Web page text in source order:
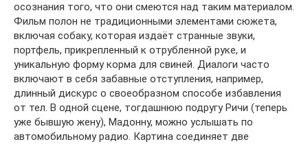
осознания того, что они смеются над таким материалом.
Фильм полон не традиционными элементами сюжета,
включая собаку, которая издаёт странные звуки,
портфель, прикрепленный к отрубленной руке, и
уникальную форму корма для свиней. Диалоги часто
включают в себя забавные отступления, например,
длинный дискурс о своеобразном способе избавления
от тел. В одной сцене, тогдашнюю подругу Ричи (теперь
уже бывшую жену), Мадонну, можно услышать по
автомобильному радио. Картина соединяет две